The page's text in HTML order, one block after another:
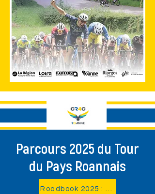
Parcours 2025 du Tour
du Pays Roannais
Roadbook 2025 : À VENIR